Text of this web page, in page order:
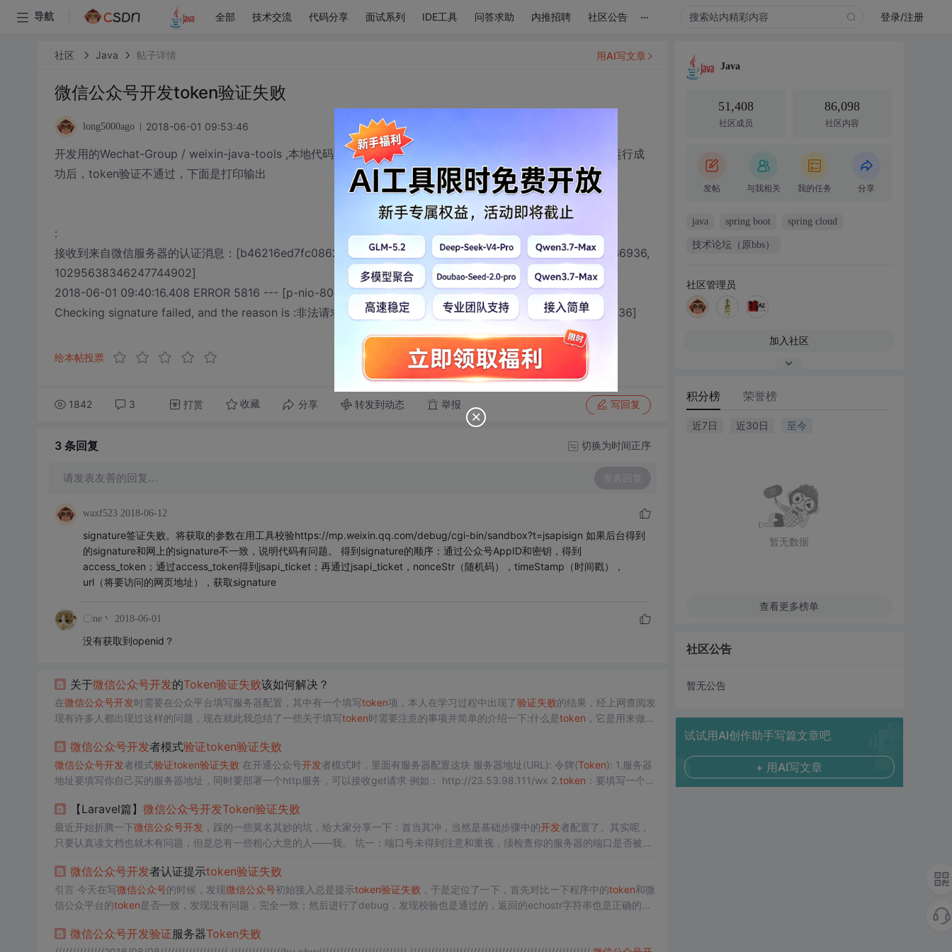
导航 全部 技术交流 代码分享 面试系列 IDE工具 问答求助 内推招聘 社区公告 ... 登录/注册
社区 Java 帖子详情
微信公众号开发token验证失败
long5000ago 2018-06-01 09:53:46
开发用的Wechat-Group / weixin-java-tools ,本地代码测试token验证成功，但是把项目打成war包放到服务器运行成
功后，token验证不通过，下面是打印输出
:
接收到来自微信服务器的认证消息：[b46216ed7fc0862147a2e48b3147e36cefe28645, 1527817216, 2275236936,
10295638346247744902]
2018-06-01 09:40:16.408 ERROR 5816 --- [p-nio-80-exec-1] m.c.weixin.mp.api.impl.WxMpServiceImpl :
Checking signature failed, and the reason is :非法请求参数，有部分参数为空 : [null, 1527817216, 2275236936]
给本帖投票
1842 3 打赏 收藏 分享 转发到动态 举报 写回复
用AI写文章
3 条回复 切换为时间正序
请发表友善的回复… 发表回复
waxf523 2018-06-12
signature签证失败。将获取的参数在用工具校验https://mp.weixin.qq.com/debug/cgi-bin/sandbox?t=jsapisign 如果后台得到
的signature和网上的signature不一致，说明代码有问题。 得到signature的顺序：通过公众号AppID和密钥，得到
access_token；通过access_token得到jsapi_ticket；再通过jsapi_ticket，nonceStr（随机码），timeStamp（时间戳），
url（将要访问的网页地址），获取signature
〇ne丶 2018-06-01
没有获取到openid？
关于微信公众号开发的Token验证失败该如何解决？
在微信公众号开发时需要在公众平台填写服务器配置，其中有一个填写token项，本人在学习过程中出现了验证失败的结果，经上网查阅发
现有许多人都出现过这样的问题，现在就此我总结了一些关于填写token时需要注意的事项并简单的介绍一下:什么是token ，它是用来做什
前首先...
微信公众号开发者模式验证token验证失败
微信公众号开发者模式验证token验证失败 在开通公众号开发 者模式时，里面有服务器配置这块 服务器地址(URL): 令牌(Token): 1.服务器
地址要填写你自己买的服务器地址，同时要部署一个http服务，可以接收get请求 例如： http://23.53.98.111/wx 2. token ：要填写一个唯
【Laravel篇】 微信公众号开发Token验证失败
最近开始折腾一下微信公众号开发，踩的一些莫名其妙的坑，给大家分享一下：首当其冲，当然是基础步骤中的开发者配置了。其实呢，
只要认真读文档也就木有问题，但是总有一些粗心大意的人——我。 坑一：端口号未得到注意和重视，须检查你的服务器的端口是否被开
微信公众号开发者认证提示token验证失败
引言 今天在写微信公众号的时候，发现微信公众号初始接入总是提示token验证失败 ，于是定位了一下，首先对比一下程序中的token和微
信公众平台的token是否一致，发现没有问题，完全一致；然后进行了debug，发现校验也是通过的，返回的echostr字符串也是正确的，
微信公众号开发验证服务器Token失败
Java
51,408
社区成员
86,098
社区内容
发帖 与我相关 我的任务 分享
java spring boot spring cloud
技术论坛（原bbs）
社区管理员
加入社区
积分榜 荣誉榜
近7日 近30日 至今
暂无数据
查看更多榜单
社区公告
暂无公告
试试用AI创作助手写篇文章吧
+ 用AI写文章